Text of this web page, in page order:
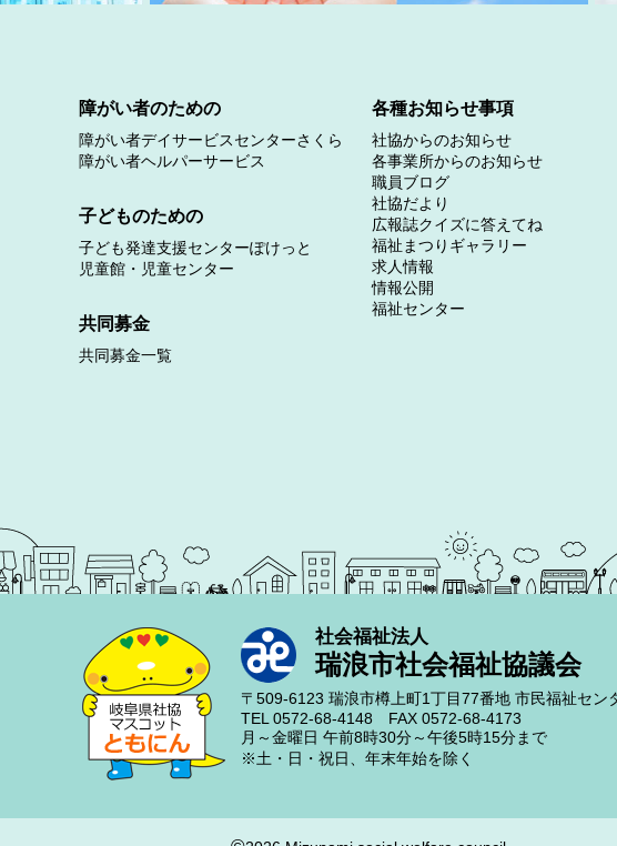
障がい者のための
障がい者デイサービスセンターさくら
障がい者ヘルパーサービス
子どものための
子ども発達支援センターぽけっと
児童館・児童センター
共同募金
共同募金一覧
各種お知らせ事項
社協からのお知らせ
各事業所からのお知らせ
職員ブログ
社協だより
広報誌クイズに答えてね
福祉まつりギャラリー
求人情報
情報公開
福祉センター
社会福祉法人
瑞浪市社会福祉協議会
〒509-6123 瑞浪市樽上町1丁目77番地 市民福祉セン
TEL 0572-68-4148 FAX 0572-68-4173
月～金曜日 午前8時30分～午後5時15分まで
※土・日・祝日、年末年始を除く